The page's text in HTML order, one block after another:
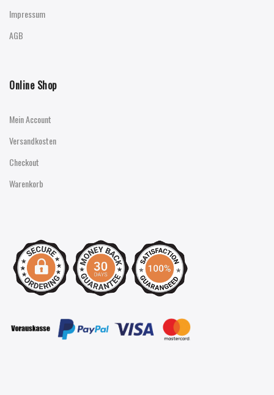
Impressum
AGB
Online Shop
Mein Account
Versandkosten
Checkout
Warenkorb